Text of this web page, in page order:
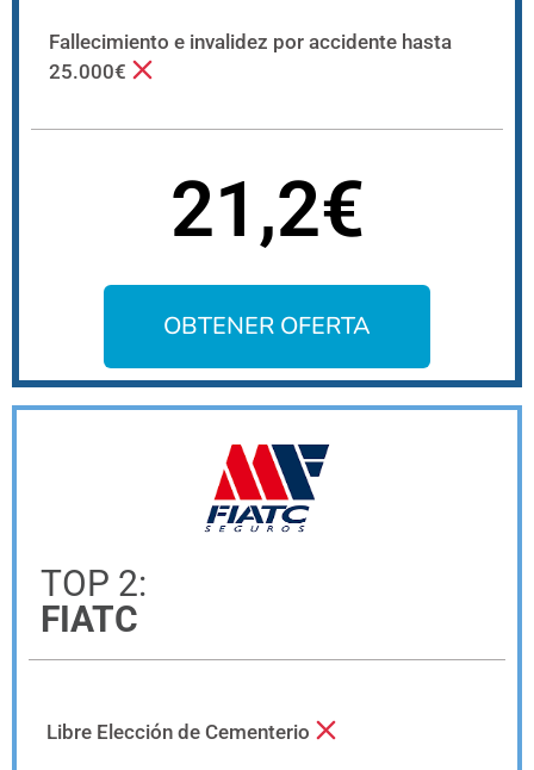
Fallecimiento e invalidez por accidente hasta
25.000€
21,2€
OBTENER OFERTA
TOP 2:
FIATC
Libre Elección de Cementerio